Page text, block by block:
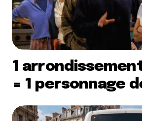
1
= 1 personnage